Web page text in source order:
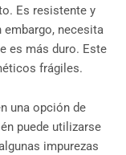
Es resistente y
necesita
es más duro. Este
frágiles.
una opción de
puede utilizarse
impurezas